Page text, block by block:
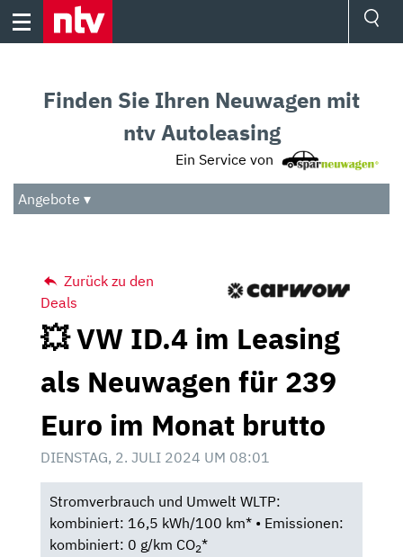
Skip
Audio
Das Beste
Finden Sie Ihren Neuwagen mit
ntv Autoleasing
Ein Service von
Angebote ▾
Zurück zu den
Deals
💥 VW ID.4 im Leasing
als Neuwagen für 239
Euro im Monat brutto
DIENSTAG, 2. JULI 2024 UM 08:01
Stromverbrauch und Umwelt WLTP:
kombiniert: 16,5 kWh/100 km* • Emissionen:
kombiniert: 0 g/km CO2*